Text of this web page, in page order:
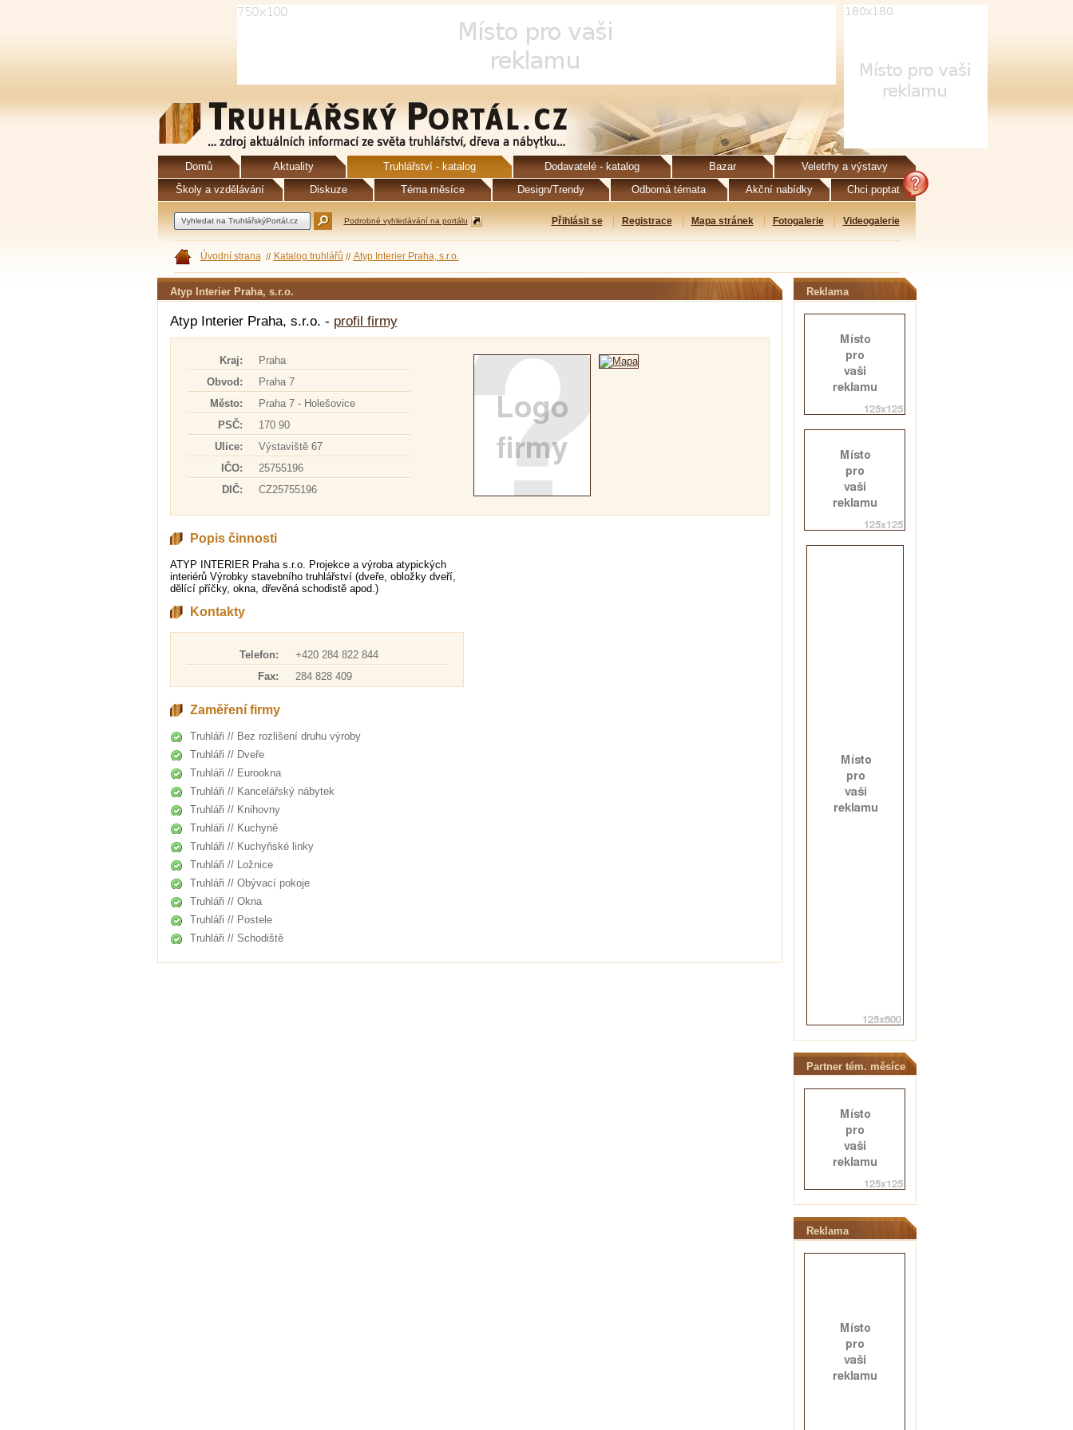
Domů Aktuality Truhlářství - katalog Dodavatelé - katalog Bazar
Veletrhy a výstavy
Školy a vzdělávání
Diskuze Téma měsíce Design/Trendy Odborná témata Akční nabídky Chci poptat
Podrobné vyhledávání na portálu Přihlásit se Registrace Mapa stránek Fotogalerie Videogalerie
Úvodní strana Katalog truhlářů Atyp Interier Praha, s.r.o.
Atyp Interier Praha, s.r.o.
Atyp Interier Praha, s.r.o. - profil firmy
Kraj:
Praha
Obvod:
Praha 7
Město:
Praha 7 - Holešovice
PSČ:
170 90
Ulice:
Výstaviště 67
IČO:
25755196
DIČ:
CZ25755196
Popis činnosti
ATYP INTERIER Praha s.r.o. Projekce a výroba atypických
interiérů Výrobky stavebního truhlářství (dveře, obložky dveří,
dělící příčky, okna, dřevěná schodistě apod.)
Kontakty
Telefon:
+420 284 822 844
Fax:
284 828 409
Zaměření firmy
Truhláři // Bez rozlišení druhu výroby
Truhláři // Dveře
Truhláři // Eurookna
Truhláři // Kancelářský nábytek
Truhláři // Knihovny
Truhláři // Kuchyně
Truhláři // Kuchyňské linky
Truhláři // Ložnice
Truhláři // Obývací pokoje
Truhláři // Okna
Truhláři // Postele
Truhláři // Schodiště
Reklama
Partner tém. měsíce
Reklama